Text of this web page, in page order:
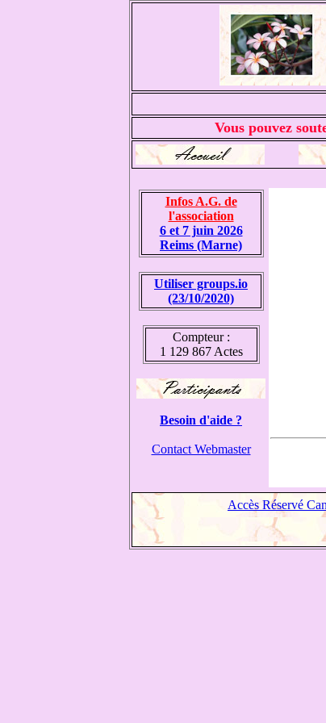
Vous pouvez
Infos A.G. de
l'association
6 et 7 juin 2026
Reims (Marne)
Utiliser groups.io
(23/10/2020)
Compteur :
1 129 867 Actes
Besoin d'aide ?
Contact Webmaster
Accès Réservé